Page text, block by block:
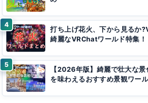
打ち上げ花火、下から見るか
綺麗なVRChatワールド特集！
【2026年版】綺麗で壮大な
を味わえるおすすめ景観ワー